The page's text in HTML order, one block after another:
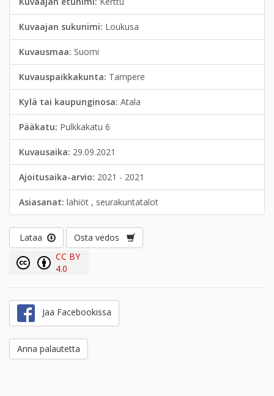
Kuvaajan sukunimi: Loukusa
Kuvausmaa: Suomi
Kuvauspaikkakunta: Tampere
Kylä tai kaupunginosa: Atala
Pääkatu: Pulkkakatu 6
Kuvausaika: 29.09.2021
Ajoitusaika-arvio: 2021 - 2021
Asiasanat: lähiöt , seurakuntatalot
Lataa
Osta vedos
CC BY
4.0
Jaa Facebookissa
Anna palautetta